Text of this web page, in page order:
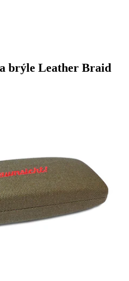
brýle Leather Braid